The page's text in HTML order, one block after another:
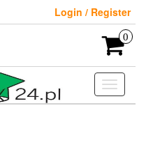
Login / Register
0
Toggle